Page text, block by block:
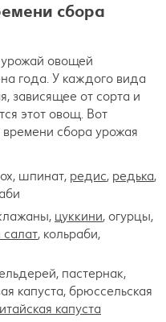
сбора
урожай овощей
года. У каждого вида
зависящее от сорта и
этот овощ. Вот
времени сбора урожая
шпинат, редис, редька,
цуккини, огурцы,
салат, кольраби,
пастернак,
капуста, брюссельская
капуста